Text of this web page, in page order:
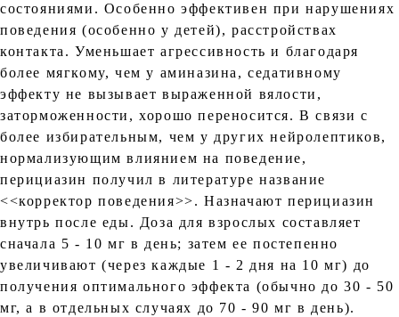
состояниями. Особенно эффективен при нарушениях
поведения (особенно у детей), расстройствах
контакта. Уменьшает агрессивность и благодаря
более мягкому, чем у аминазина, седативному
эффекту не вызывает выраженной вялости,
заторможенности, хорошо переносится. В связи с
более избирательным, чем у других нейролептиков,
нормализующим влиянием на поведение,
перициазин получил в литературе название
<<корректор поведения>>. Назначают перициазин
внутрь после еды. Доза для взрослых составляет
сначала 5 - 10 мг в день; затем ее постепенно
увеличивают (через каждые 1 - 2 дня на 10 мг) до
получения оптимального эффекта (обычно до 30 - 50
мг, а в отдельных случаях до 70 - 90 мг в день).